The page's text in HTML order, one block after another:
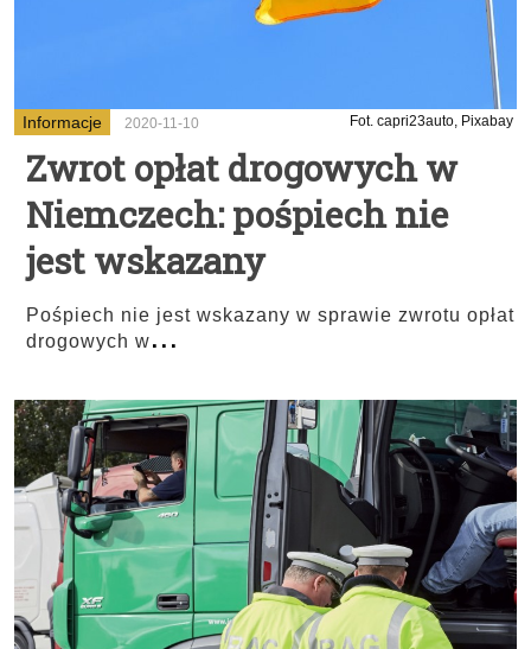
Informacje 2020-11-10 Fot. capri23auto, Pixabay
Zwrot opłat drogowych w
Niemczech: pośpiech nie
jest wskazany
Pośpiech nie jest wskazany w sprawie zwrotu opłat
drogowych w...